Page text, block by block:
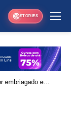
STORIES
embriagado e